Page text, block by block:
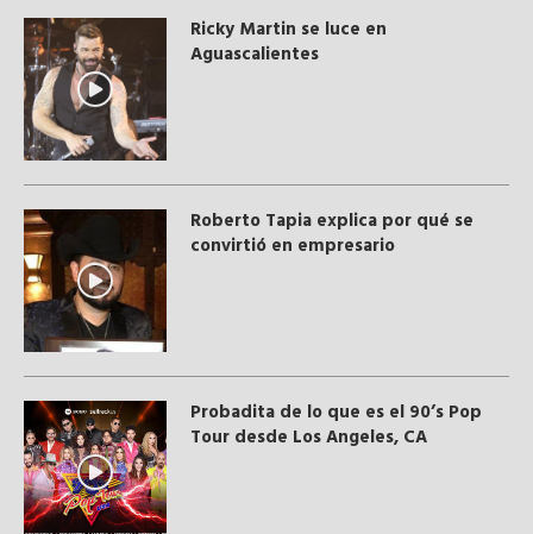
Ricky Martin se luce en
Aguascalientes
Roberto Tapia explica por qué se
convirtió en empresario
Probadita de lo que es el 90’s Pop
Tour desde Los Angeles, CA